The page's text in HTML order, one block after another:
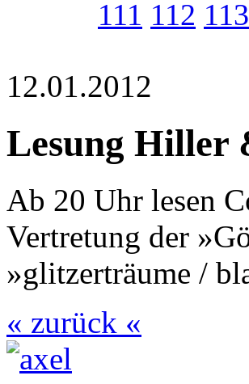
111 112 113
12.01.2012
Lesung Hiller
Ab 20 Uhr lesen
Vertretung der
»glitzerträume /
« zurück «